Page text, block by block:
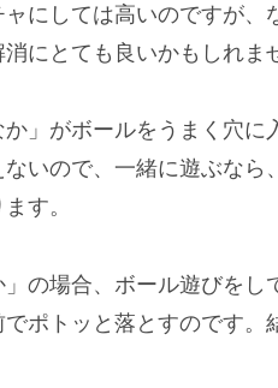
にしては高いのですが
にとても良いかもしれま
か」がボールをうまく穴
いので、一緒に遊ぶな
す。
の場合、ボール遊びをし
ポトッと落とすのです。